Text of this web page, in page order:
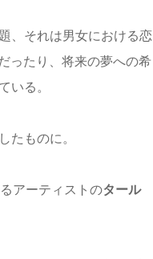
、それは男女における恋
ったり、将来の夢への希
いる。
たものに。
アーティストのタール